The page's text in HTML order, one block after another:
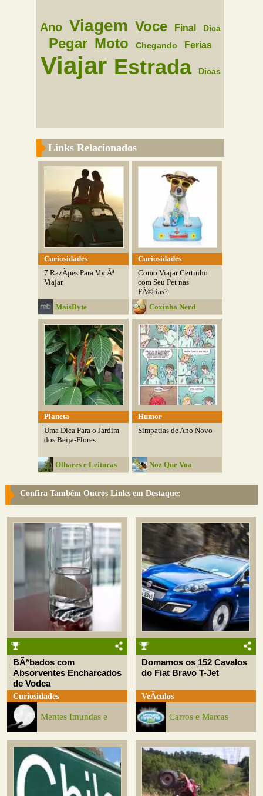
Ano Viagem Voce Final Dica
Pegar Moto Chegando Ferias
Viajar Estrada Dicas
Links Relacionados
Curiosidades
7 RazÃµes Para VocÃª
Viajar
MaisByte
Curiosidades
Como Viajar Certinho
com Seu Pet nas
FÃ©rias?
Coxinha Nerd
Planeta
Uma Dica Para o Jardim
dos Beija-Flores
Olhares e Leituras
Humor
Simpatias de Ano Novo
Noz Que Voa
Confira Também Outros Links em Destaque:
BÃªbados com
Absorventes Encharcados
de Vodca
Curiosidades
Mentes Imundas e
Domamos os 152 Cavalos
do Fiat Bravo T-Jet
VeÃ­culos
Carros e Marcas